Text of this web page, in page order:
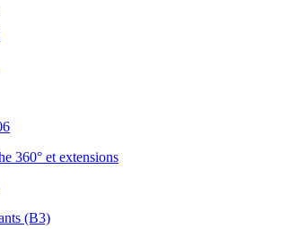
360° et extensions
(B3)